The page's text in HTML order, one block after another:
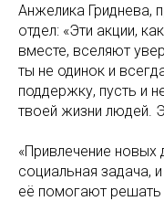
Анжелика Гриднева,
отдел: «Эти акции,
вместе, вселяют
ты не одинок и
поддержку, пусть и
твоей жизни людей.
«Привлечение
социальная задача,
её помогают решать